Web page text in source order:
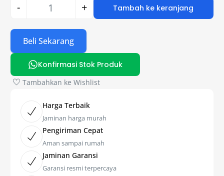
- + Tambah ke keranjang
Beli Sekarang
Konfirmasi Stok Produk
Tambahkan ke Wishlist
Harga Terbaik
Jaminan harga murah
Pengiriman Cepat
Aman sampai rumah
Jaminan Garansi
Garansi resmi terpercaya